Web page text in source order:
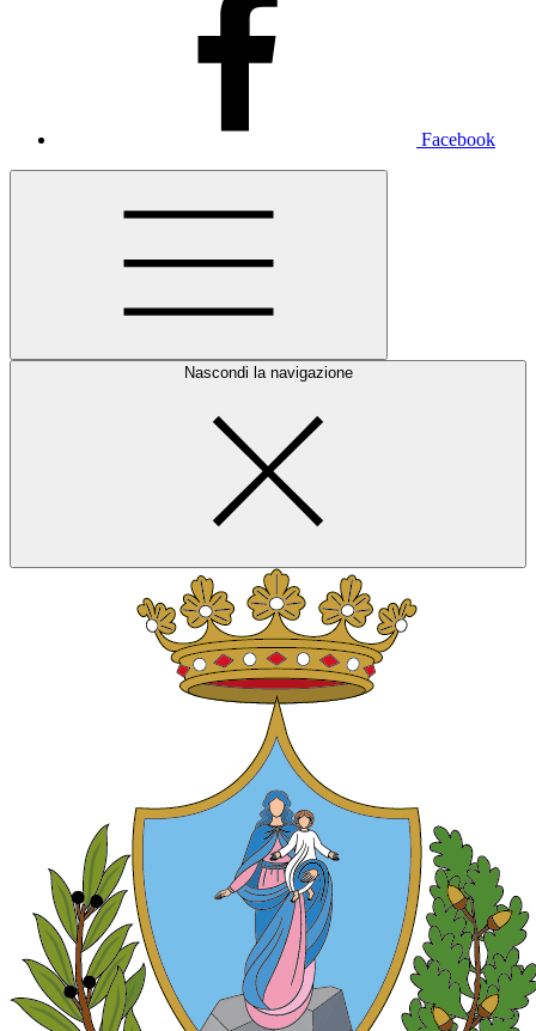
Facebook
Nascondi la navigazione